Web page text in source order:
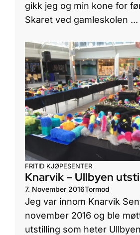
gikk jeg og min kone for
Skaret ved gamleskolen ...
FRITID KJØPESENTER
Knarvik – Ullbyen
7. November 2016Tormod
Jeg var innom Knarvik
november 2016 og ble
utstilling som heter